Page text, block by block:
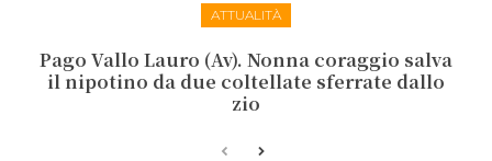
ATTUALITÀ
Pago Vallo Lauro (Av). Nonna coraggio salva
il nipotino da due coltellate sferrate dallo
zio